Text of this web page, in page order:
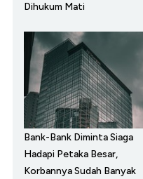
Dihukum Mati
Bank-Bank Diminta Siaga
Hadapi Petaka Besar,
Korbannya Sudah Banyak